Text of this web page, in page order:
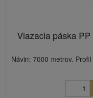
Viazacia páska
Návin: 7000 metrov.